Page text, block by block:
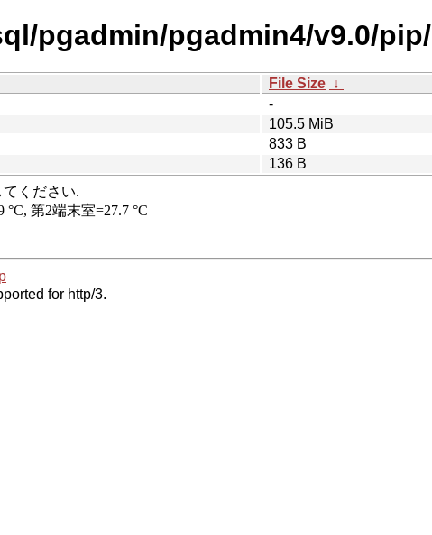
pgadmin/pgadmin4/v9.0/pip/
File Size ↓
-
105.5 MiB
833 B
136 B
for http/3.